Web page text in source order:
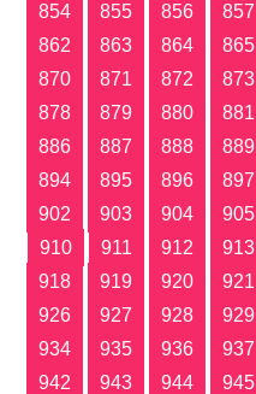
854
855 856 857
862
863 864 865
870
871 872 873
878
879 880 881
886
887 888 889
894
895 896 897
902
903 904 905
910
911 912 913
918
919 920 921
926
927 928 929
934
935 936 937
942
943 944 945